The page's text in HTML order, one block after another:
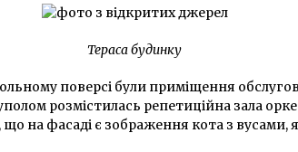
Тераса будинку
поверсі були приміщення
розмістилась репетиційна зала
що на фасаді є зображення кота з вусами,